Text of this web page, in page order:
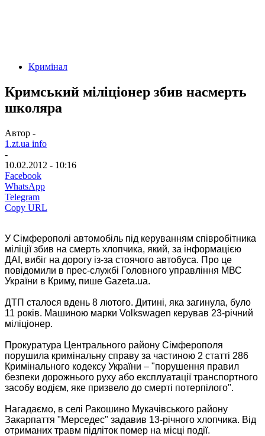
Кримінал
Кримський міліціонер збив насмерть
школяра
Автор -
1.zt.ua info
-
10.02.2012 - 10:16
Facebook
WhatsApp
Telegram
Copy URL
У Сімферополі автомобіль під керуванням співробітника
міліції збив на смерть хлопчика, який, за інформацією
ДАІ, вибіг на дорогу із-за стоячого автобуса. Про це
повідомили в прес-службі Головного управління МВС
України в Криму, пише Gazeta.ua.
ДТП сталося вдень 8 лютого. Дитині, яка загинула, було
11 років. Машиною марки Volkswagen керував 23-річний
міліціонер.
Прокуратура Центрального району Сімферополя
порушила кримінальну справу за частиною 2 статті 286
Кримінального кодексу України – "порушення правил
безпеки дорожнього руху або експлуатації транспортного
засобу водієм, яке призвело до смерті потерпілого".
Нагадаємо, в селі Ракошино Мукачівського району
Закарпаття "Мерседес" задавив 13-річного хлопчика. Від
отриманих травм підліток помер на місці події.